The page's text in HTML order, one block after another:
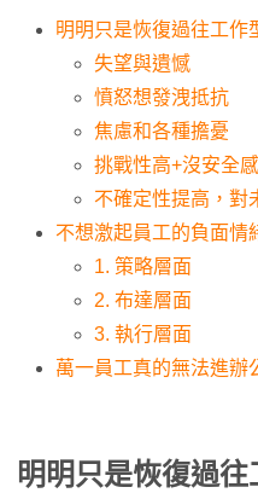
明明只是恢復過往工作
失望與遺憾
憤怒想發洩抵抗
焦慮和各種擔憂
挑戰性高+沒安全感
不確定性提高，對
不想激起員工的負面情
1. 策略層面
2. 布達層面
3. 執行層面
萬一員工真的無法進辦
明明只是恢復過